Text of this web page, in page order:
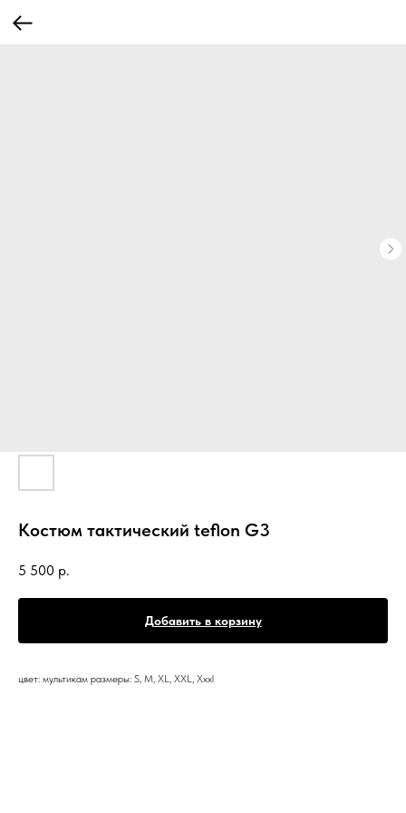
Костюм тактический teflon G3
5 500 р.
Добавить в корзину
цвет: мультикам размеры: S, M, XL, XXL, Xxxl